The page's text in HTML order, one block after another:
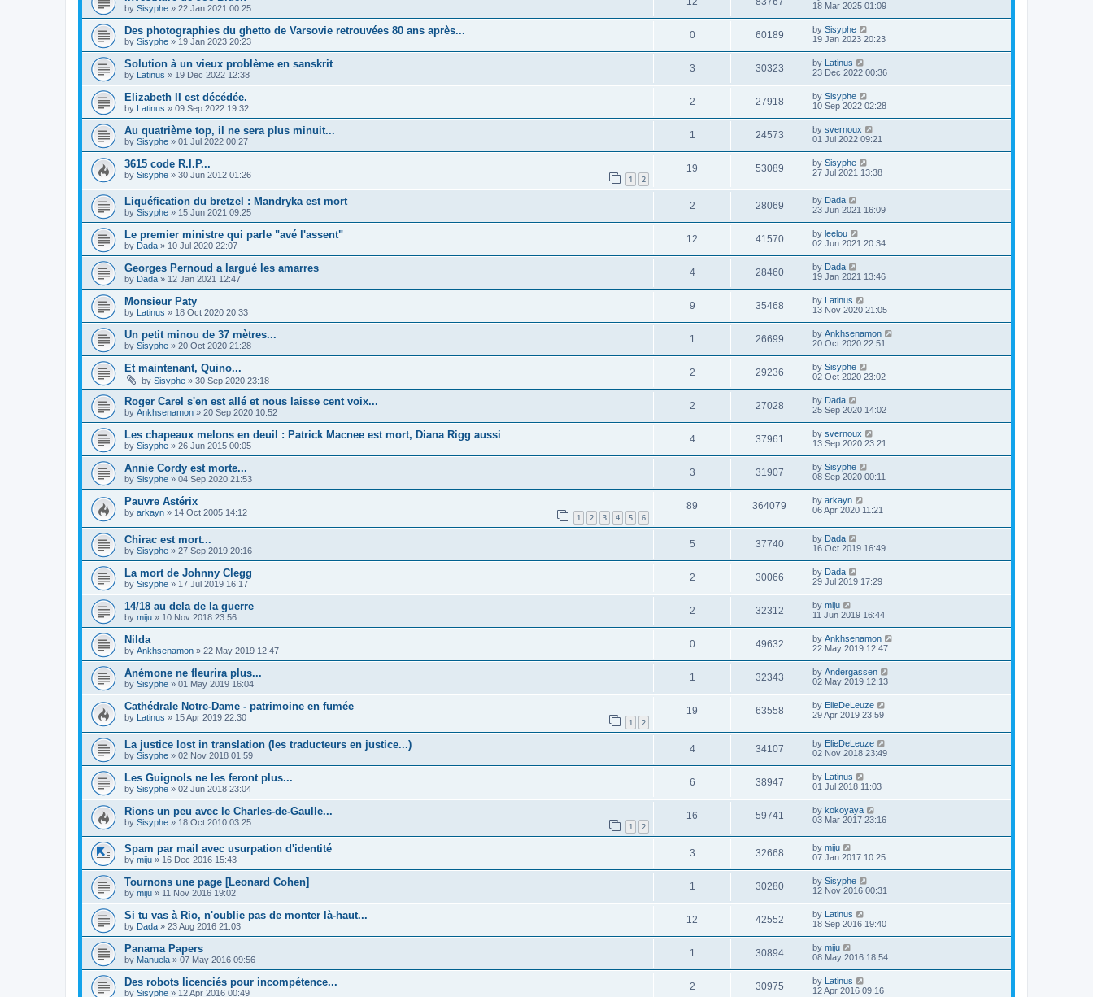
by Sisyphe » 22 Jan 2021 00:25
18 Mar 2025 01:09
Des photographies du ghetto de Varsovie retrouvées 80 ans après...
by Sisyphe » 19 Jan 2023 20:23
0 60189 by Sisyphe
19 Jan 2023 20:23
Solution à un vieux problème en sanskrit
by Latinus » 19 Dec 2022 12:38
3 30323 by Latinus
23 Dec 2022 00:36
Elizabeth II est décédée.
by Latinus » 09 Sep 2022 19:32
2 27918 by Sisyphe
10 Sep 2022 02:28
Au quatrième top, il ne sera plus minuit...
by Sisyphe » 01 Jul 2022 00:27
1 24573 by svernoux
01 Jul 2022 09:21
3615 code R.I.P...
by Sisyphe » 30 Jun 2012 01:26 1 2
19 53089 by Sisyphe
27 Jul 2021 13:38
Liquéfication du bretzel : Mandryka est mort
by Sisyphe » 15 Jun 2021 09:25
2 28069 by Dada
23 Jun 2021 16:09
Le premier ministre qui parle "avé l'assent"
by Dada » 10 Jul 2020 22:07
12 41570 by leelou
02 Jun 2021 20:34
Georges Pernoud a largué les amarres
by Dada » 12 Jan 2021 12:47
4 28460 by Dada
19 Jan 2021 13:46
Monsieur Paty
by Latinus » 18 Oct 2020 20:33
9 35468 by
Latinus
13 Nov 2020 21:05
Un petit minou de 37 mètres...
by Sisyphe » 20 Oct 2020 21:28
1 26699 by Ankhsenamon
20 Oct 2020 22:51
Et maintenant, Quino...
by Sisyphe » 30 Sep 2020 23:18
2 29236 by Sisyphe
02 Oct 2020 23:02
Roger Carel s'en est allé et nous laisse cent voix...
by Ankhsenamon » 20 Sep 2020 10:52
2 27028 by Dada
25 Sep 2020 14:02
Les chapeaux melons en deuil : Patrick Macnee est mort, Diana Rigg aussi
by Sisyphe » 26 Jun 2015 00:05
4 37961 by svernoux
13 Sep 2020 23:21
Annie Cordy est morte...
by Sisyphe » 04 Sep 2020 21:53
3 31907 by Sisyphe
08 Sep 2020 00:11
Pauvre Astérix
by arkayn » 14 Oct 2005 14:12 1 2 3 4 5 6
89 364079 by arkayn
06 Apr 2020 11:21
Chirac est mort...
by Sisyphe » 27 Sep 2019 20:16
5 37740 by Dada
16 Oct 2019 16:49
La mort de Johnny Clegg
by Sisyphe » 17 Jul 2019 16:17
2 30066 by Dada
29 Jul 2019 17:29
14/18 au dela de la guerre
by miju » 10 Nov 2018 23:56
2 32312 by miju
11 Jun 2019 16:44
Nilda
by Ankhsenamon » 22 May 2019 12:47
0 49632 by Ankhsenamon
22 May 2019 12:47
Anémone ne fleurira plus...
by Sisyphe » 01 May 2019 16:04
1 32343 by Andergassen
02 May 2019 12:13
Cathédrale Notre-Dame - patrimoine en fumée
by Latinus » 15 Apr 2019 22:30 1 2
19 63558 by ElieDeLeuze
29 Apr 2019 23:59
La justice lost in translation (les traducteurs en justice...)
by Sisyphe » 02 Nov 2018 01:59
4 34107 by ElieDeLeuze
02 Nov 2018 23:49
Les Guignols ne les feront plus...
by Sisyphe » 02 Jun 2018 23:04
6 38947 by Latinus
01 Jul 2018 11:03
Rions un peu avec le Charles-de-Gaulle...
by Sisyphe » 18 Oct 2010 03:25 1 2
16 59741 by kokoyaya
03 Mar 2017 23:16
Spam par mail avec usurpation d'identité
by miju » 16 Dec 2016 15:43
3 32668 by miju
07 Jan 2017 10:25
Tournons une page [Leonard Cohen]
by miju » 11 Nov 2016 19:02
1 30280 by Sisyphe
12 Nov 2016 00:31
Si tu vas à Rio, n'oublie pas de monter là-haut...
by Dada » 23 Aug 2016 21:03
12 42552 by
Latinus
18 Sep 2016 19:40
Panama Papers
by Manuela » 07 May 2016 09:56
1 30894 by miju
08 May 2016 18:54
Des robots licenciés pour incompétence...
by Sisyphe » 12 Apr 2016 00:49
2 30975 by
Latinus
12 Apr 2016 09:16